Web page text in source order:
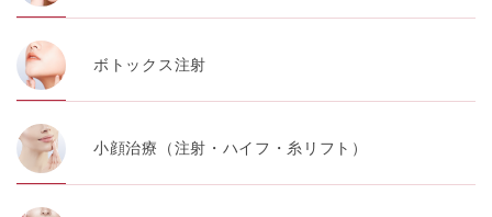
ボトックス注射
小顔治療（注射・ハイフ・糸リフト）